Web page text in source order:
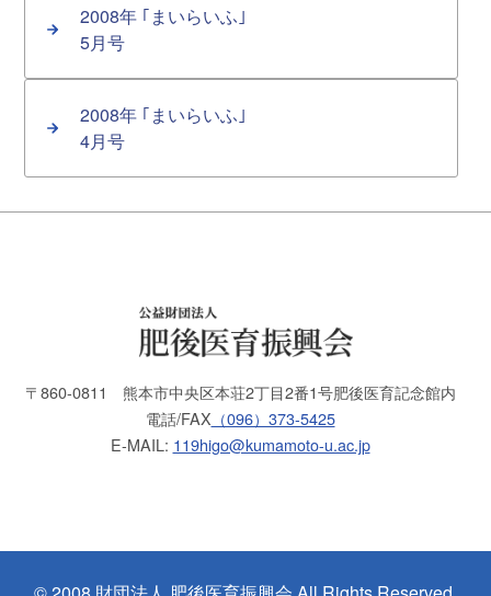
2008年 ｢まいらいふ｣
5月号
2008年 ｢まいらいふ｣
4月号
〒860-0811 熊本市中央区本荘2丁目2番1号肥後医育記念館内
電話/FAX （096）373-5425
E-MAIL: 119higo@kumamoto-u.ac.jp